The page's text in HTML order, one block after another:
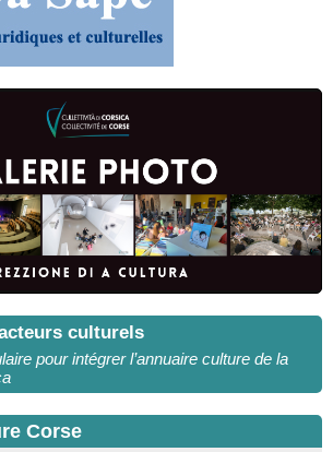
culturels
pour intégrer l’annuaire culture de la
Corse